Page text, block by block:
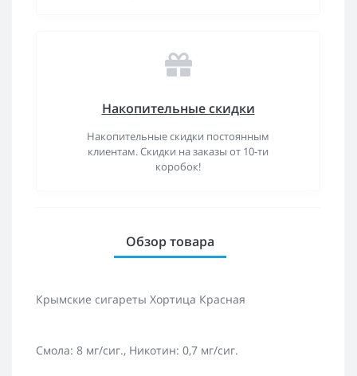
Накопительные скидки
Накопительные скидки постоянным
клиентам. Скидки на заказы от 10-ти
коробок!
Обзор товара
Крымские сигареты Хортица Красная
Смола: 8 мг/сиг., Никотин: 0,7 мг/сиг.